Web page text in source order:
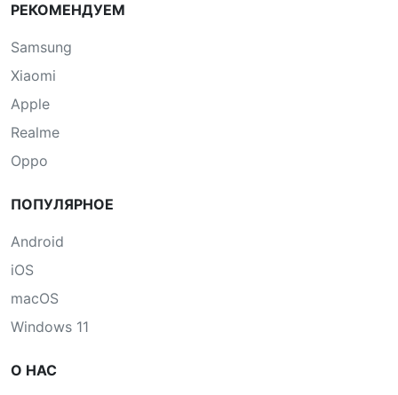
РЕКОМЕНДУЕМ
Samsung
Xiaomi
Apple
Realme
Oppo
ПОПУЛЯРНОЕ
Android
iOS
macOS
Windows 11
О НАС